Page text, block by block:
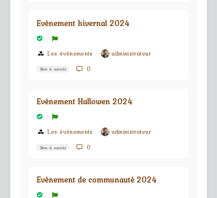
Evènement hivernal 2024
Les évènements administrateur
Bon à savoir 0
Evènement Hallowen 2024
Les évènements administrateur
Bon à savoir 0
Evènement de communauté 2024